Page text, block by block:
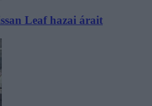
Leaf hazai árait